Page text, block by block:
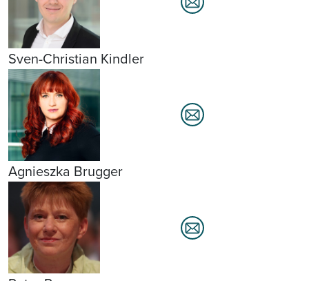
Sven-Christian Kindler
Agnieszka Brugger